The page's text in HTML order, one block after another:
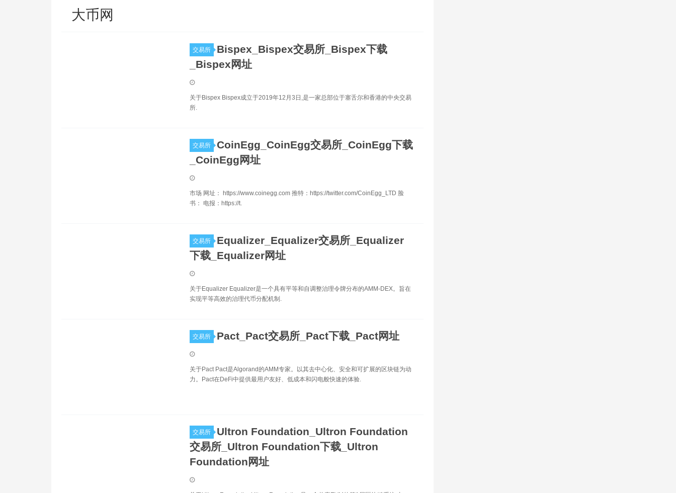
大币网
交易所
Bispex_Bispex交易所_Bispex下载
_Bispex网址
关于Bispex Bispex成立于2019年12月3日,是一家总部位于塞舌尔和香港的中央交易
所.
交易所
CoinEgg_CoinEgg交易所_CoinEgg下载
_CoinEgg网址
市场 网址： https://www.coinegg.com 推特：https://twitter.com/CoinEgg_LTD 脸
书： 电报：https://t.
交易所
Equalizer_Equalizer交易所_Equalizer
下载_Equalizer网址
关于Equalizer Equalizer是一个具有平等和自调整治理令牌分布的AMM-DEX。旨在
实现平等高效的治理代币分配机制.
交易所 Pact_Pact交易所_Pact下载_Pact网址
关于Pact Pact是Algorand的AMM专家。以其去中心化、安全和可扩展的区块链为动
力。Pact在DeFi中提供最用户友好、低成本和闪电般快速的体验.
交易所
Ultron Foundation_Ultron Foundation
交易所_Ultron Foundation下载_Ultron
Foundation网址